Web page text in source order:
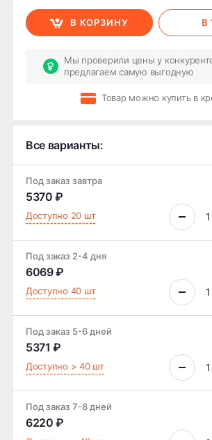
В КОРЗИНУ В
Мы проверили цены у
предлагаем самую выгодную
Товар можно купить в
Все варианты:
Под заказ завтра
5370 ₽
Доступно 20 шт
Под заказ 2-4 дня
6069 ₽
Доступно 40 шт
Под заказ 5-6 дней
5371 ₽
Доступно > 40 шт
Под заказ 7-8 дней
6220 ₽